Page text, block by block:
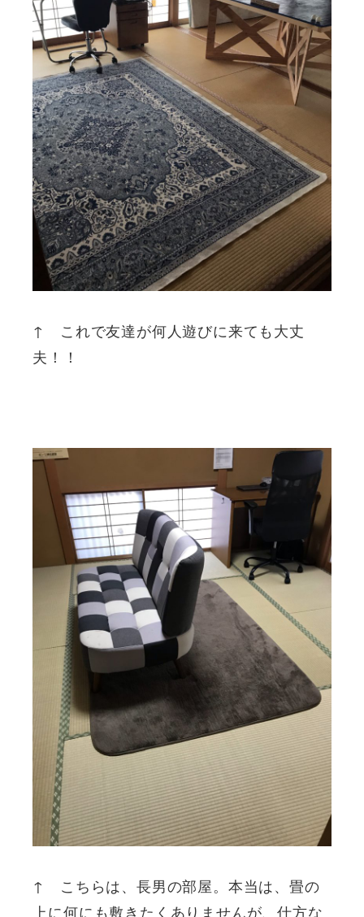
↑ これで友達が何人遊びに来ても大丈
夫！！
↑ こちらは、長男の部屋。本当は、畳の
上に何にも敷きたくありませんが、仕方な